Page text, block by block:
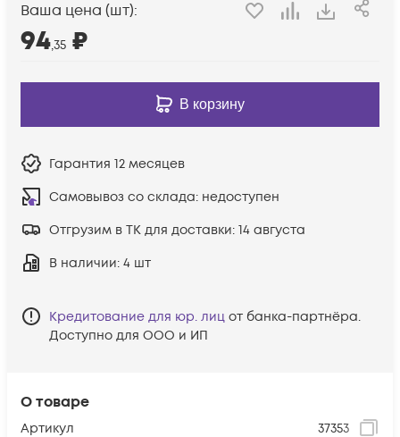
О товаре
Артикул
37353
Ваша цена (шт):
94,35 ₽
В корзину
Гарантия 12 месяцев
Самовывоз со склада: недоступен
Отгрузим в ТК для доставки: 14 августа
В наличии: 4 шт
Кредитование для юр. лиц от банка-партнёра.
Доступно для ООО и ИП